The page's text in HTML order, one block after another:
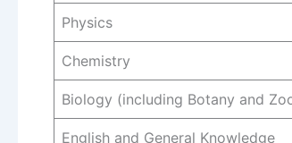
Physics
Chemistry
Biology (including Botany and
English and General Knowledge